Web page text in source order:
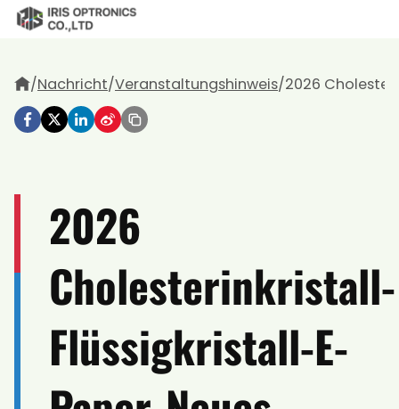
Zum
springen
/Nachricht/Veranstaltungshinweis/2026
2026
Cholesterinkristall-
Flüssigkristall-E-